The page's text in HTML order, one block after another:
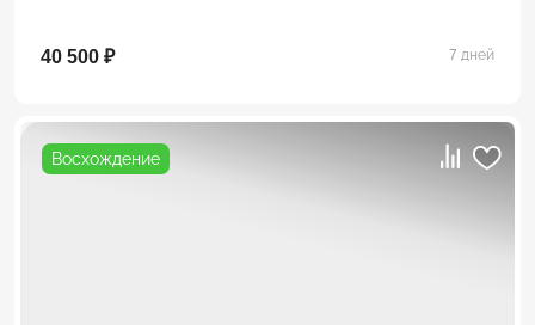
40 500 ₽ 7 дней
Восхождение